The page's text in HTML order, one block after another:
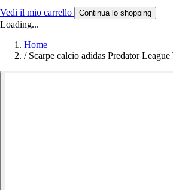
Vedi il mio carrello Continua lo shopping
Loading...
Home
/ Scarpe calcio adidas Predator League